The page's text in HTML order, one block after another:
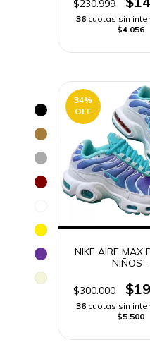
$230.999
36 cuotas sin
$4.056
34%
OFF
NIKE AIRE MAX
NIÑOS -
$300.000
36 cuotas sin
$5.500